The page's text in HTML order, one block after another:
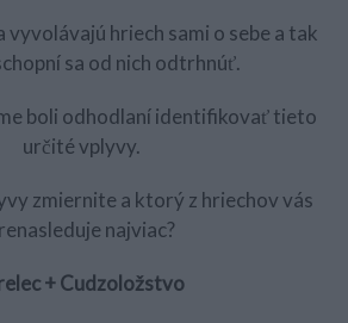
vyvolávajú hriech sami o sebe a tak
sa od nich odtrhnúť.
boli odhodlaní identifikovať tieto
určité vplyvy.
zmiernite a ktorý z hriechov vás
najviac?
+ Cudzoložstvo